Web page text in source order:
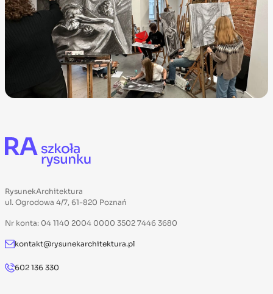
RysunekArchitektura
ul. Ogrodowa 4/7, 61-820 Poznań
Nr konta: 04 1140 2004 0000 3502 7446 3680
kontakt@rysunekarchitektura.pl
602 136 330